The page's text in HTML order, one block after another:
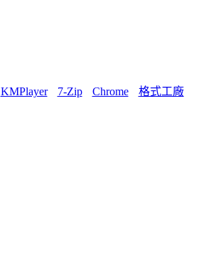
KMPlayer 7-Zip Chrome 格式工廠